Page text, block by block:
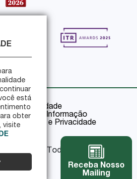
de Privacidade
da Informação
Segurança e Privacidade
- Todos os direitos
Receba Nosso
Mailing
está
obter
visite